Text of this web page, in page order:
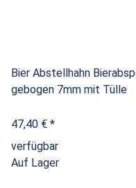
Bier Abstellhahn
gebogen 7mm mit Tülle
47,40 € *
verfügbar
Auf Lager